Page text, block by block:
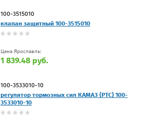
100-3515010
клапан защитный 100-3515010
Цена Ярославль:
1 839.48 руб.
100-3533010-10
регулятор тормозных сил КАМАЗ (РТС) 100-
3533010-10